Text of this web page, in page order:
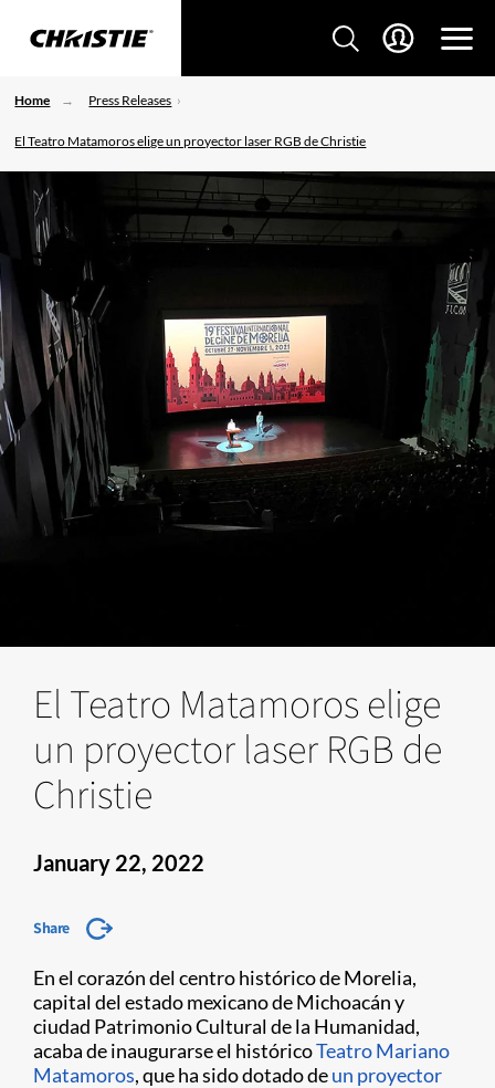
Home Press Releases
El Teatro Matamoros elige un proyector laser RGB de Christie
El Teatro Matamoros elige
un proyector laser RGB de
Christie
January 22, 2022
Share
En el corazón del centro histórico de Morelia,
capital del estado mexicano de Michoacán y
ciudad Patrimonio Cultural de la Humanidad,
acaba de inaugurarse el históricoTeatro Mariano
Matamoros, que ha sido dotado deun proyector